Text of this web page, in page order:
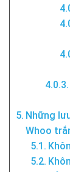
Những
Whoo